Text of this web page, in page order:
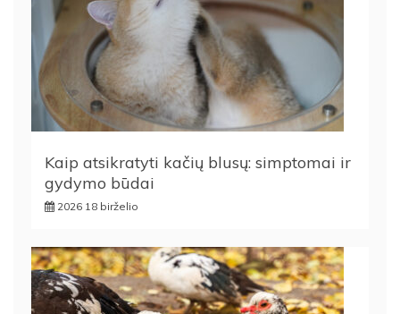
Kaip atsikratyti kačių blusų: simptomai ir
gydymo būdai
2026 18 birželio